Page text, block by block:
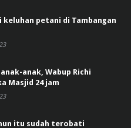
keluhan petani di Tambangan
anak, Wabup Richi
Masjid 24 jam
itu sudah terobati